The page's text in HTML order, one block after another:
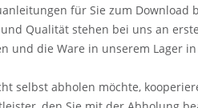
für Sie zum Download
Qualität stehen bei uns an
und die Ware in unserem Lager
selbst abholen möchte,